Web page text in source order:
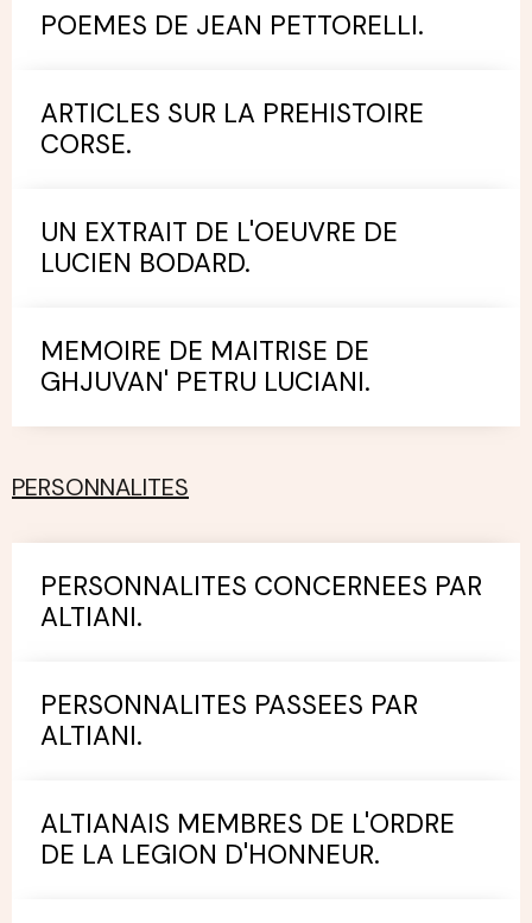
POEMES DE JEAN PETTORELLI.
ARTICLES SUR LA PREHISTOIRE
CORSE.
UN EXTRAIT DE L'OEUVRE DE
LUCIEN BODARD.
MEMOIRE DE MAITRISE DE
GHJUVAN' PETRU LUCIANI.
PERSONNALITES
PERSONNALITES CONCERNEES PAR
ALTIANI.
PERSONNALITES PASSEES PAR
ALTIANI.
ALTIANAIS MEMBRES DE L'ORDRE
DE LA LEGION D'HONNEUR.